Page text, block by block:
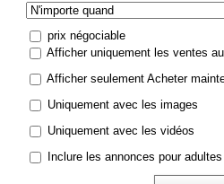
prix négociable
Afficher uniquement les ventes
Afficher seulement Acheter
Uniquement avec les images
Uniquement avec les vidéos
Inclure les annonces pour